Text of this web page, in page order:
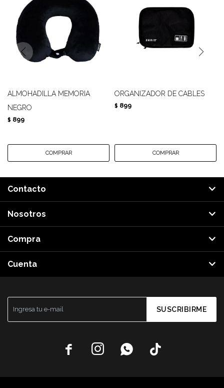
ALMOHADILLA MEMORIA
NEGRO
$ 899
ORGANIZADOR DE CABLES
$ 899
SUSCRIBIRME
   
Contacto
Nosotros
Compra
Cuenta